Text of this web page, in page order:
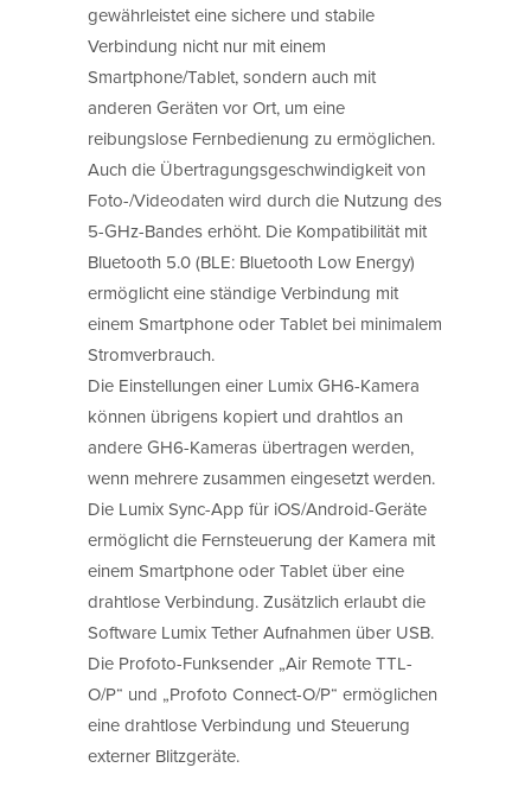
gewährleistet eine sichere und stabile
Verbindung nicht nur mit einem
Smartphone/Tablet, sondern auch mit
anderen Geräten vor Ort, um eine
reibungslose Fernbedienung zu ermöglichen.
Auch die Übertragungsgeschwindigkeit von
Foto-/Videodaten wird durch die Nutzung des
5-GHz-Bandes erhöht. Die Kompatibilität mit
Bluetooth 5.0 (BLE: Bluetooth Low Energy)
ermöglicht eine ständige Verbindung mit
einem Smartphone oder Tablet bei minimalem
Stromverbrauch.
Die Einstellungen einer Lumix GH6-Kamera
können übrigens kopiert und drahtlos an
andere GH6-Kameras übertragen werden,
wenn mehrere zusammen eingesetzt werden.
Die Lumix Sync-App für iOS/Android-Geräte
ermöglicht die Fernsteuerung der Kamera mit
einem Smartphone oder Tablet über eine
drahtlose Verbindung. Zusätzlich erlaubt die
Software Lumix Tether Aufnahmen über USB.
Die Profoto-Funksender „Air Remote TTL-
O/P“ und „Profoto Connect-O/P“ ermöglichen
eine drahtlose Verbindung und Steuerung
externer Blitzgeräte.